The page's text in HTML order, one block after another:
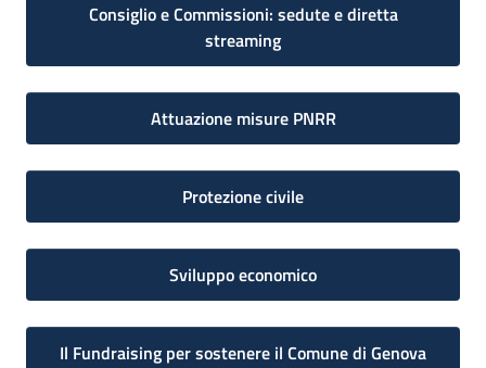
Consiglio e Commissioni: sedute e diretta
streaming
Attuazione misure PNRR
Protezione civile
Sviluppo economico
Il Fundraising per sostenere il Comune di Genova